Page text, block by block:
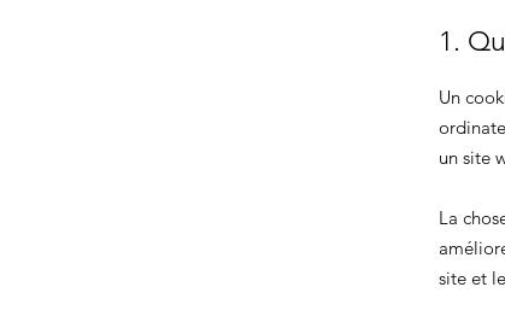
1.
Un
un site
La
site et